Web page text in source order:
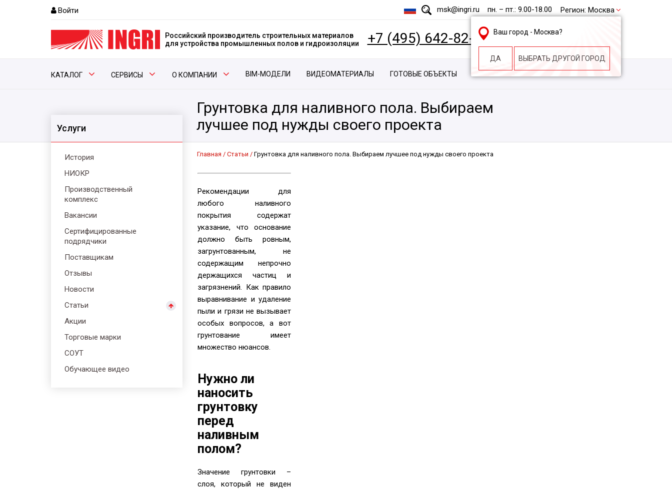
Войти msk@ingri.ru пн. – пт.: 9.00-18.00 Регион: Москва
Ваш город - Москва?
ДА ВЫБРАТЬ ДРУГОЙ ГОРОД
Российский производитель строительных материалов
для устройства промышленных полов и гидроизоляции
+7 (495) 642-82-62
КАТАЛОГ СЕРВИСЫ О КОМПАНИИ BIM-МОДЕЛИ ВИДЕОМАТЕРИАЛЫ ГОТОВЫЕ ОБЪЕКТЫ
Грунтовка для наливного пола. Выбираем
лучшее под нужды своего проекта
Услуги
История
НИОКР
Производственный
комплекс
Вакансии
Сертифицированные
подрядчики
Поставщикам
Отзывы
Новости
Статьи
Акции
Торговые марки
СОУТ
Обучающее видео
Главная Статьи Грунтовка для наливного пола. Выбираем лучшее под нужды своего проекта
Рекомендации для
любого наливного
покрытия содержат
указание, что основание
должно быть ровным,
загрунтованным, не
содержащим непрочно
держащихся частиц и
загрязнений. Как правило
выравнивание и удаление
пыли и грязи не вызывает
особых вопросов, а вот
грунтование имеет
множество нюансов.
Нужно ли
наносить
грунтовку
перед
наливным
полом?
Значение грунтовки –
слоя, который не виден